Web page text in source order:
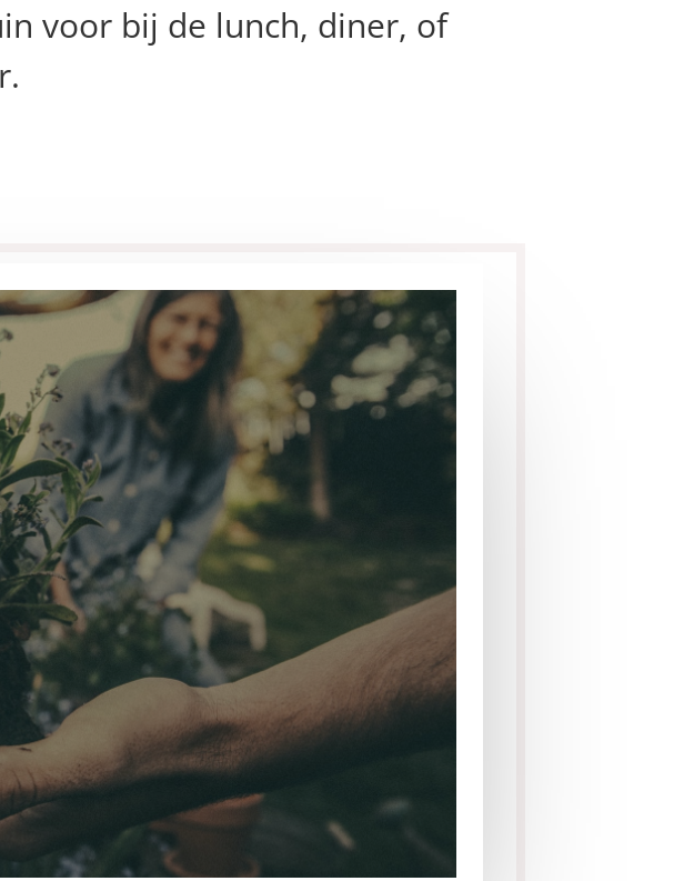
voor bij de lunch, diner, of